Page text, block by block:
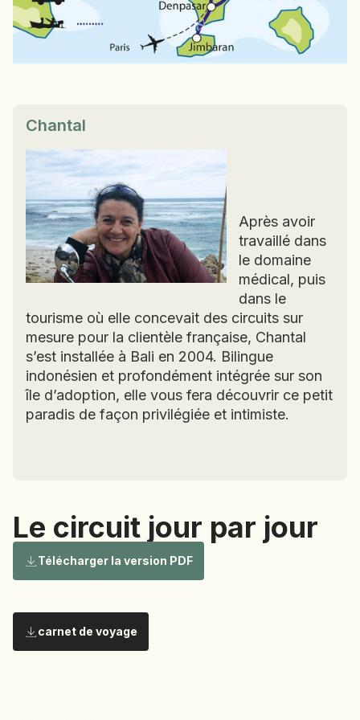
NAMIBIE
NÉPAL
OUZBÉKISTAN
PAKISTAN
PANAMA
PÉROU
PHILIPPINES
RÉUNION
ROUMANIE
SALVADOR
SERBIE
SIERRA LEONE
SOCOTRA (YÉMEN)
SRI LANKA
TURQUIE
ZANZIBAR
Chantal
Après avoir
travaillé dans
le domaine
médical, puis
dans le
tourisme où elle concevait des circuits sur
mesure pour la clientèle française, Chantal
s’est installée à Bali en 2004. Bilingue
indonésien et profondément intégrée sur son
île d’adoption, elle vous fera découvrir ce petit
paradis de façon privilégiée et intimiste.
Chantal
Après avoir travaillé dans le domaine médical, puis
mesure pour la clientèle française, Chantal s’est
installée à Bali en 2004. Bilingue indonésien et
profondément intégrée sur son île d’adoption, elle
Le circuit
jour par
Le circuit jour par jour
Télécharger la version PDF
carnet de voyage